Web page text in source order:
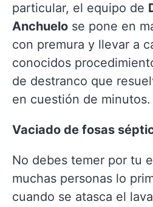
particular, el equipo de
Anchuelo se pone en
con premura y llevar a
conocidos
de destranco que
en cuestión de minutos.
Vaciado de fosas
No debes temer por tu
muchas personas lo
cuando se atasca el